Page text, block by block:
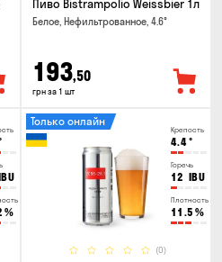
Пиво Bistrampolio Weissbier 1л
Белое, Нефильтрованное, 4.6°
193,50
грн за 1 шт
%
Крепость
4.4°
Горечь
12 IBU
Плотность
11.5 %
(0)
Только онлайн